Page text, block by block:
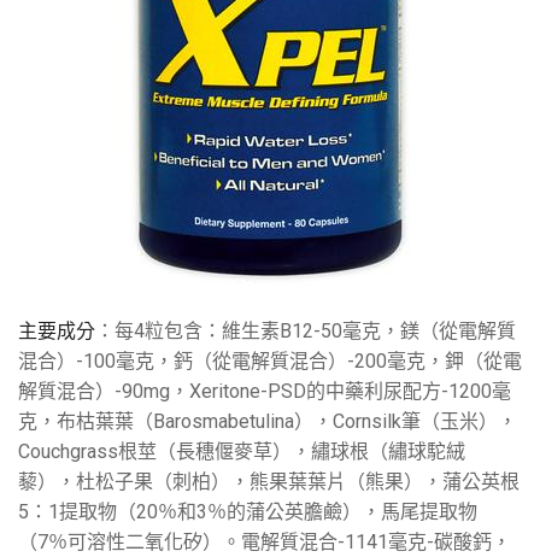
主要成分 ：每4粒包含：維生素B12-50毫克，鎂（從電解質
混合）-100毫克，鈣（從電解質混合）-200毫克，鉀（從電
解質混合）-90mg，Xeritone-PSD的中藥利尿配方-1200毫
克，布枯葉葉（Barosmabetulina），Cornsilk筆（玉米），
Couchgrass根莖（長穗偃麥草），繡球根（繡球駝絨
藜），杜松子果（刺柏），熊果葉葉片（熊果），蒲公英根
5：1提取物（20％和3％的蒲公英膽鹼），馬尾提取物
（7％可溶性二氧化矽）。電解質混合-1141毫克-碳酸鈣，